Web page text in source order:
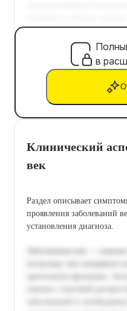
в
Клинический
век
Раздел описывает
проявления заболеваний
установления диагноза.